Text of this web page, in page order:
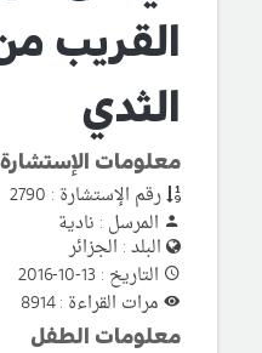
القريب
الثدي
معلومات الإستشارة
رقم الإستشارة : 2790
المرسل : نادية
البلد : الجزائر
التاريخ : 13-10-2016
مرات القراءة : 8914
معلومات الطفل